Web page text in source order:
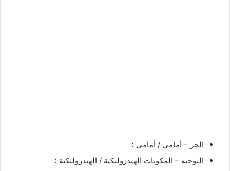
الجر – أمامي / أمامي ؛
التوجيه – المكونات الهيدروليكية / الهيدروليكية ؛